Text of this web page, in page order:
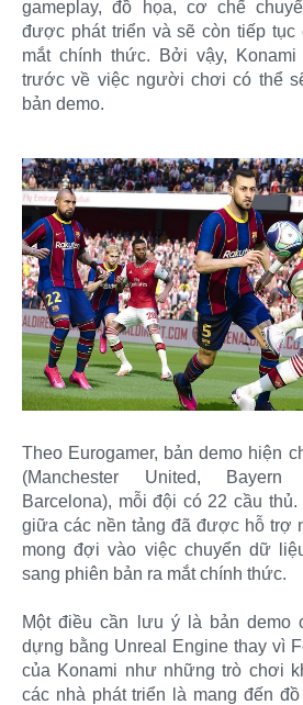
gameplay, đồ họa, cơ chế
được phát triển và sẽ còn tiếp
mắt chính thức. Bởi vậy,
trước về việc người chơi có thể
bản demo.
Theo Eurogamer, bản demo hiện
(Manchester United, Bayern
Barcelona), mỗi đội có 22 cầu
giữa các nền tảng đã được hỗ trợ
mong đợi vào việc chuyển dữ
sang phiên bản ra mắt chính thức.
Một điều cần lưu ý là bản demo
dựng bằng Unreal Engine thay vì
của Konami như những trò chơi
các nhà phát triển là mang đến